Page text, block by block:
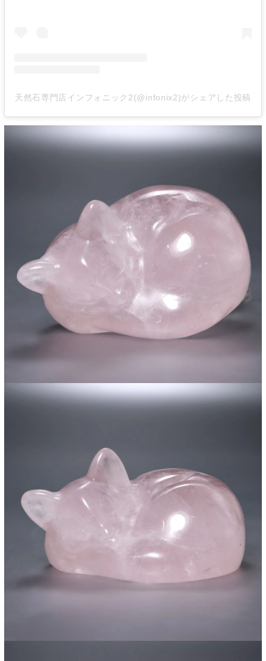
天然石専門店インフォニック2(@infonix2)がシェアした投稿